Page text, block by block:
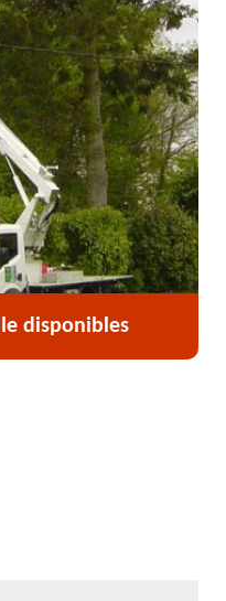
disponibles